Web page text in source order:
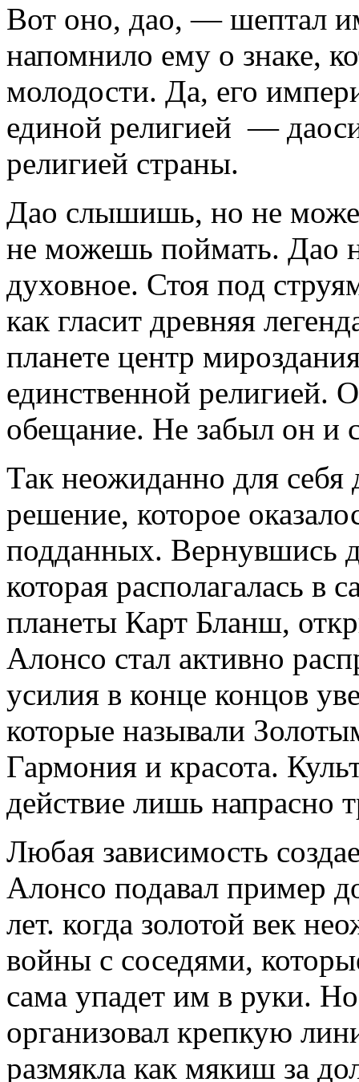
Вот оно, дао, — шептал
напомнило ему о знаке,
молодости. Да, его
единой религией —
религией страны.
Дао слышишь, но не
не можешь поймать. Дао
духовное. Стоя под
как гласит древняя
планете центр
единственной религией.
обещание. Не забыл он и
Так неожиданно для
решение, которое
подданных. Вернувшись
которая располагалась в
планеты Карт Бланш,
Алонсо стал активно
усилия в конце концов
которые называли
Гармония и красота.
действие лишь напрасно
Любая зависимость
Алонсо подавал пример
лет. когда золотой век
войны с соседями,
сама упадет им в руки.
организовал крепкую
размякла как мякиш за